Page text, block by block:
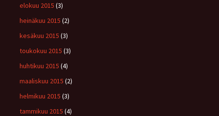
elokuu 2015 (3)
heinäkuu 2015 (2)
kesäkuu 2015 (3)
toukokuu 2015 (3)
huhtikuu 2015 (4)
maaliskuu 2015 (2)
helmikuu 2015 (3)
tammikuu 2015 (4)